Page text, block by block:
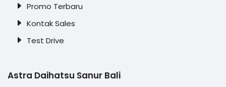
Promo Terbaru
Kontak Sales
Test Drive
Astra Daihatsu Sanur Bali